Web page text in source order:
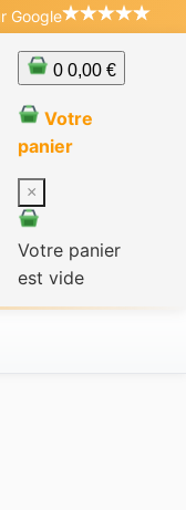
Google
0 0,00 €
Votre
panier
×
Votre panier
est vide